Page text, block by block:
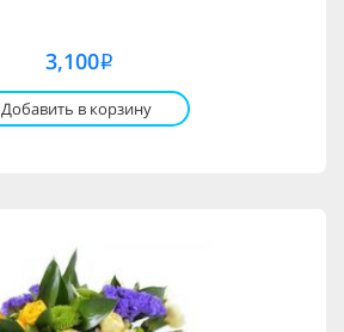
3,100i
Добавить в корзину